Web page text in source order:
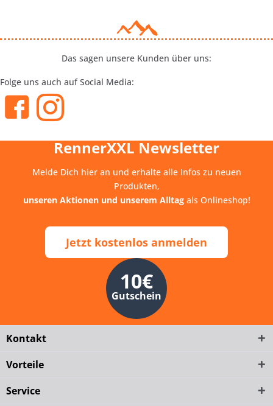
Das sagen unsere Kunden über uns:
Folge uns auch auf Social Media:
RennerXXL Newsletter
Melde Dich hier an und erhalte alle Infos zu neuen
Produkten,
unseren Aktionen und unserem Alltagals Onlineshop!
Jetzt kostenlos anmelden
10€
Gutschein
Kontakt
Vorteile
Service